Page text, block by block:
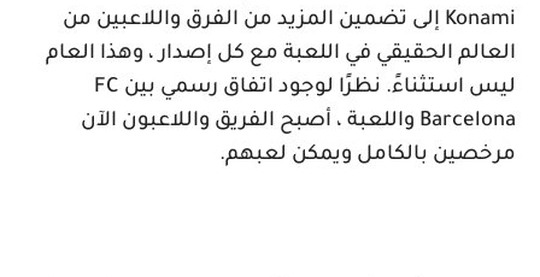
Konami إلى تضمين المزيد من الفرق واللاعبين من
العالم الحقيقي في اللعبة مع كل إصدار ، وهذا العام
ليس استثناءً. نظرًا لوجود اتفاق رسمي بين FC
Barcelona واللعبة ، أصبح الفريق واللاعبون الآن
مرخصين بالكامل ويمكن لعبهم.